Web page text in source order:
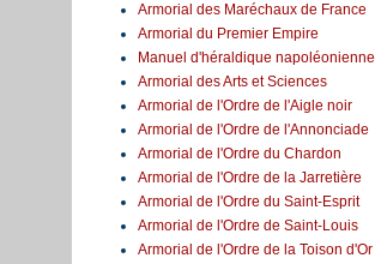
Armorial des Maréchaux de France
Armorial du Premier Empire
Manuel d'héraldique napoléonienne
Armorial des Arts et Sciences
Armorial de l'Ordre de l'Aigle noir
Armorial de l'Ordre de l'Annonciade
Armorial de l'Ordre du Chardon
Armorial de l'Ordre de la Jarretière
Armorial de l'Ordre du Saint-Esprit
Armorial de l'Ordre de Saint-Louis
Armorial de l'Ordre de la Toison d'Or